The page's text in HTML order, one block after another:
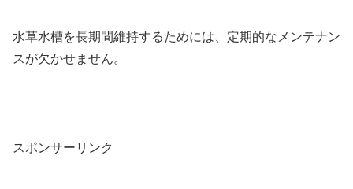
水草水槽を長期間維持するためには、定期的なメンテナン
スが欠かせません。
スポンサーリンク